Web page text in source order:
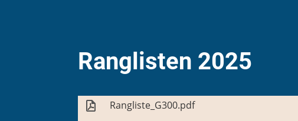
Ranglisten 2025
Rangliste_G300.pdf